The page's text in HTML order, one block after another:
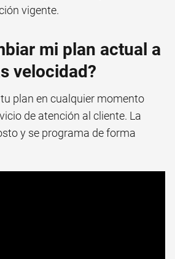
vigente.
mi plan actual a
velocidad?
plan en cualquier momento
de atención al cliente. La
y se programa de forma